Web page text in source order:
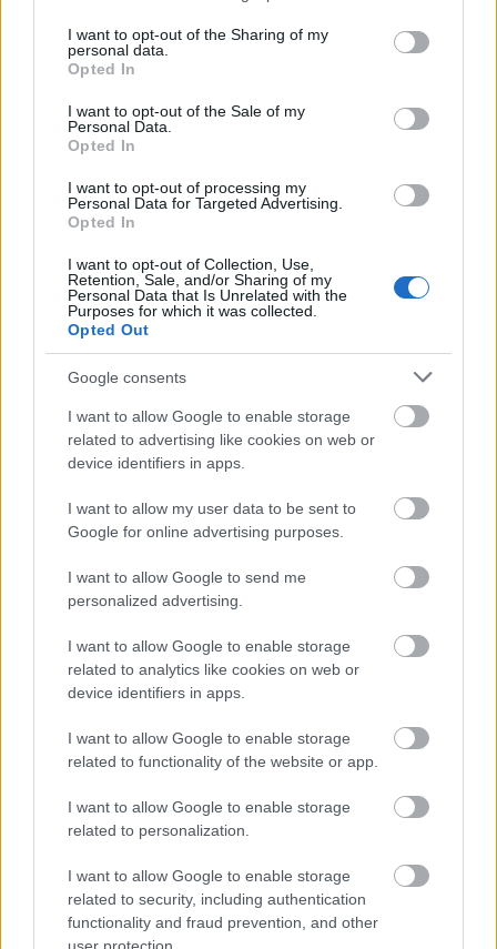
not limited to your visit or usage behaviour. You may click to
grant or deny consent to Google and its third-party tags to
use your data for below specified purposes in below Google
consent section.
I want to opt-out of the Sharing of my
personal data.
Opted In
I want to opt-out of the Sale of my
Personal Data.
Opted In
I want to opt-out of processing my
Personal Data for Targeted Advertising.
Opted In
I want to opt-out of Collection, Use,
Retention, Sale, and/or Sharing of my
Personal Data that Is Unrelated with the
Purposes for which it was collected.
Opted Out
Google consents
I want to allow Google to enable storage
related to advertising like cookies on web or
device identifiers in apps.
I want to allow my user data to be sent to
Google for online advertising purposes.
I want to allow Google to send me
personalized advertising.
I want to allow Google to enable storage
related to analytics like cookies on web or
device identifiers in apps.
I want to allow Google to enable storage
related to functionality of the website or app.
I want to allow Google to enable storage
related to personalization.
I want to allow Google to enable storage
related to security, including authentication
functionality and fraud prevention, and other
Frissítve: mint többen is jeleztétek kommentekben,
már szerelik a rendszert, ha minden igaz,
Címkék:budapest szabadság tér szökőkút
Ajánlott bejegyzések:
Bréking! Az Urbanista elköltözött!
A Petőfi híd elképesztően ramaty
nem szívesen sétálnék át rajta
És csodálkoznak szegény ingatlanosok,
hogy lesújtó véleménnyel van róluk a
nép? Lássuk milyen egy
konferenciameghívójuk
Tudtad, hogy a buszokon a Bőrönd Ödön
dallama honnan van? Itt a válasz!
Rabszolgákat szöktettek, majd a
szesztilalom alatt italt mértek egy most
feltárt, tiktos alagútban